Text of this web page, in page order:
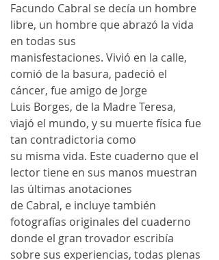
Facundo Cabral se decía un hombre
libre, un hombre que abrazó la vida
en todas sus
manisfestaciones. Vivió en la calle,
comió de la basura, padeció el
cáncer, fue amigo de Jorge
Luis Borges, de la Madre Teresa,
viajó el mundo, y su muerte física fue
tan contradictoria como
su misma vida. Este cuaderno que el
lector tiene en sus manos muestran
las últimas anotaciones
de Cabral, e incluye también
fotografías originales del cuaderno
donde el gran trovador escribía
sobre sus experiencias, todas plenas